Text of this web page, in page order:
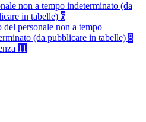
non a tempo indeterminato (da
in tabelle) 6
del personale non a tempo
(da pubblicare in tabelle) 8
11